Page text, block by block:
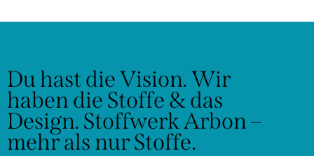
Du hast die Vision.Wir
haben die Stoffe & das
Design. Stoffwerk Arbon –
mehr als nur Stoffe.